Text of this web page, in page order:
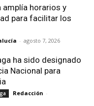
amplía horarios y
para facilitar los
- agosto 7, 2026
ha sido designado
Nacional para
Redacción -